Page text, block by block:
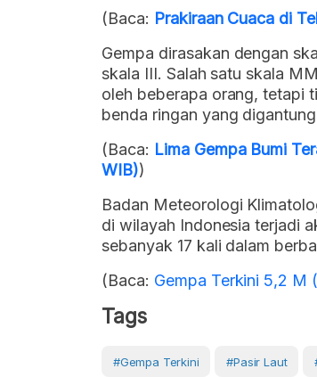
(Baca: Prakiraan Cuaca di
Gempa dirasakan dengan
skala III. Salah satu skala
oleh beberapa orang, tetapi
benda ringan yang
(Baca: Lima Gempa Bumi
WIB))
Badan Meteorologi
di wilayah Indonesia terjadi
sebanyak 17 kali dalam
(Baca: Gempa Terkini 5,2 M
Tags
#Gempa Terkini #pasir Laut